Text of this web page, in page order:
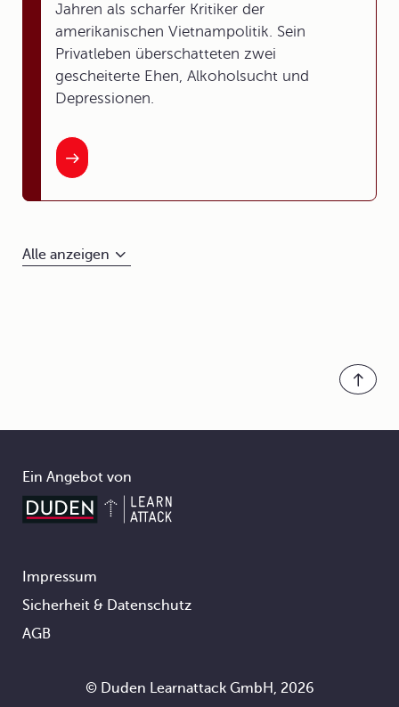
Jahren als scharfer Kritiker der
amerikanischen Vietnampolitik. Sein
Privatleben überschatteten zwei
gescheiterte Ehen, Alkoholsucht und
Depressionen.
Alle anzeigen
Ein Angebot von
Footer
Impressum
Sicherheit & Datenschutz
AGB
© Duden Learnattack GmbH, 2026